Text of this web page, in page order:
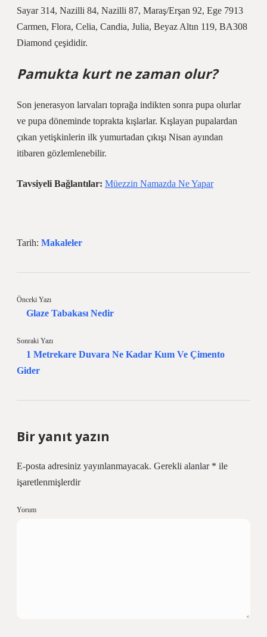
Sayar 314, Nazilli 84, Nazilli 87, Maraş/Erşan 92, Ege 7913
Carmen, Flora, Celia, Candia, Julia, Beyaz Altın 119, BA308
Diamond çeşididir.
Pamukta kurt ne zaman olur?
Son jenerasyon larvaları toprağa indikten sonra pupa olurlar
ve pupa döneminde toprakta kışlarlar. Kışlayan pupalardan
çıkan yetişkinlerin ilk yumurtadan çıkışı Nisan ayından
itibaren gözlemlenebilir.
Tavsiyeli Bağlantılar: Müezzin Namazda Ne Yapar
Tarih: Makaleler
Önceki Yazı
Glaze Tabakası Nedir
Sonraki Yazı
1 Metrekare Duvara Ne Kadar Kum Ve Çimento
Gider
Bir yanıt yazın
E-posta adresiniz yayınlanmayacak. Gerekli alanlar * ile
işaretlenmişlerdir
Yorum